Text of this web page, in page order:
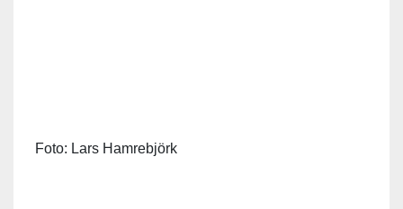
Foto: Lars Hamrebjörk